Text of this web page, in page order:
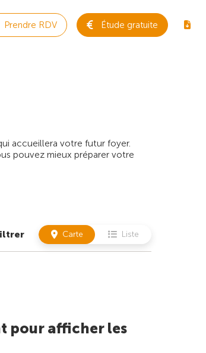
Prendre RDV Étude gratuite
accueillera votre futur foyer.
pouvez mieux préparer votre
Carte Liste
pour afficher les